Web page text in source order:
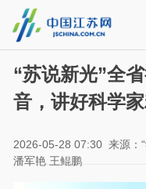
“苏说新光”全
音，讲好科学
2026-05-28 07:30 来源：
潘军艳 王鲲鹏